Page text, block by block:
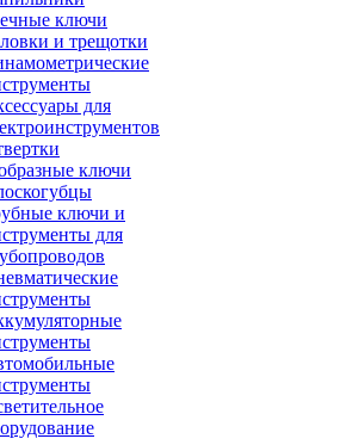
ключи
и трещотки
для
ключи
ключи и
для